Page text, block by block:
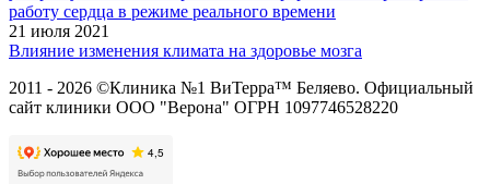
работу сердца в режиме реального времени
21 июля 2021
Влияние изменения климата на здоровье мозга
2011 - 2026 ©Клиника №1 ВиТерра™ Беляево. Официальный
сайт клиники ООО "Верона" ОГРН 1097746528220